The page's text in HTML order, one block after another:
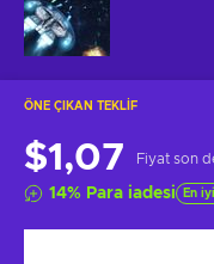
ÖNE ÇIKAN TEKLIF
$1,07 Fiyat son
14% Para iadesi En